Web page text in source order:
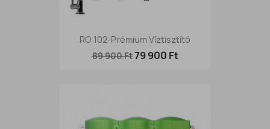
RO 102-Prémium Víztisztító
89 900 Ft79 900 Ft